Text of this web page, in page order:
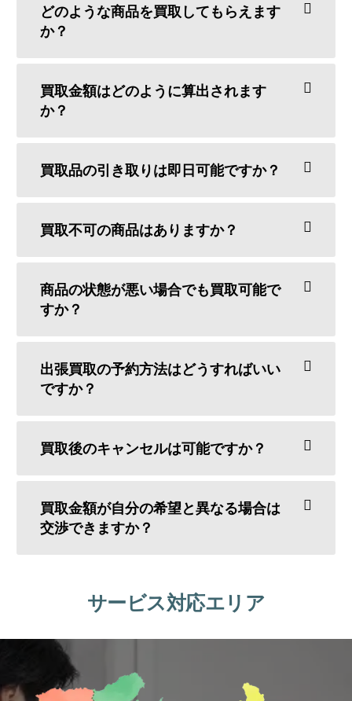
どのような商品を買取してもらえます
か？
買取金額はどのように算出されます
か？
買取品の引き取りは即日可能ですか？
買取不可の商品はありますか？
商品の状態が悪い場合でも買取可能で
すか？
出張買取の予約方法はどうすればいい
ですか？
買取後のキャンセルは可能ですか？
買取金額が自分の希望と異なる場合は
交渉できますか？
サービス対応エリア